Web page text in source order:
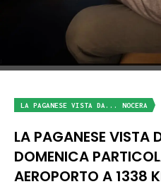
LA PAGANESE VISTA DA... NOCERA
LA PAGANESE VISTA
DOMENICA
AEROPORTO A 1338